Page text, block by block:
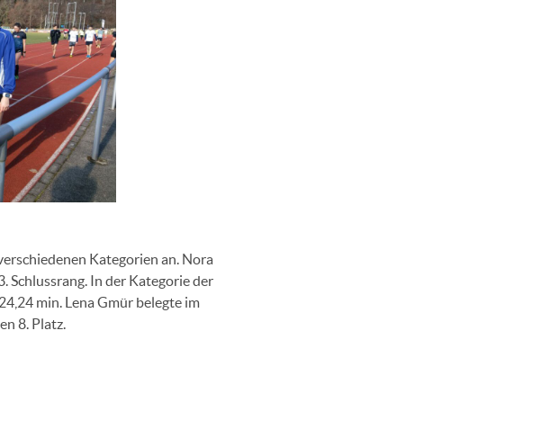
Kategorien an. Nora
Schlussrang. In der Kategorie der
min. Lena Gmür belegte im
8. Platz.